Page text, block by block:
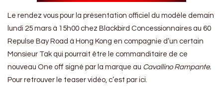
Le rendez vous pour la présentation officiel du modèle demain
lundi 25 mars à 15h00 chez Blackbird Concessionnaires au 60
Repulse Bay Road à Hong Kong en compagnie d’un certain
Monsieur Tak qui pourrait être le commanditaire de ce
nouveau One off signé par la marque au Cavallino Rampante.
Pour retrouver le teaser vidéo, c’est par ici.